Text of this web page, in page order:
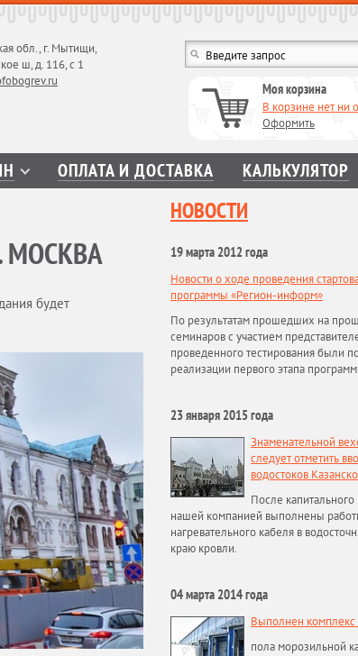
обл., г. Мытищи,
ш, д. 116, с 1
Моя корзина
В корзине нет ни
Оформить
ОПЛАТА И ДОСТАВКА КАЛЬКУЛЯТОР
МОСКВА
будет
НОВОСТИ
19 марта 2012 года
Новости о ходе проведения
программы «Регион-информ»
По результатам прошедших на
семинаров с участием
проведенного тестирования были
реализации первого этапа
23 января 2015 года
Знаменательной
следует отметить
водостоков
После
нашей компанией выполнены
нагревательного кабеля в
краю кровли.
04 марта 2014 года
Выполнен комплекс
пола морозильной